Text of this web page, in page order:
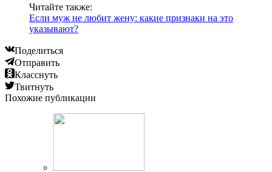
Читайте также:
Если муж не любит жену: какие признаки на это
указывают?
Поделиться
Отправить
Класснуть
Твитнуть
Похожие публикации